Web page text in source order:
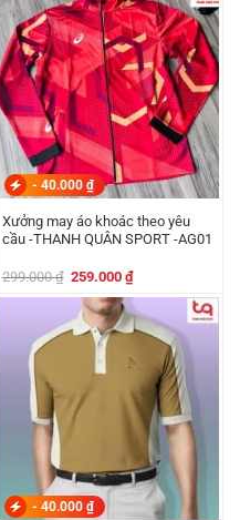
449.000 ₫.
- 40.000 ₫
Xưởng may áo khoác theo yêu
cầu -THANH QUÂN SPORT -AG01
299.000₫ Giá
là:
299.000 ₫.
259.000₫Giá
tại
là:
259.000 ₫.
- 40.000 ₫